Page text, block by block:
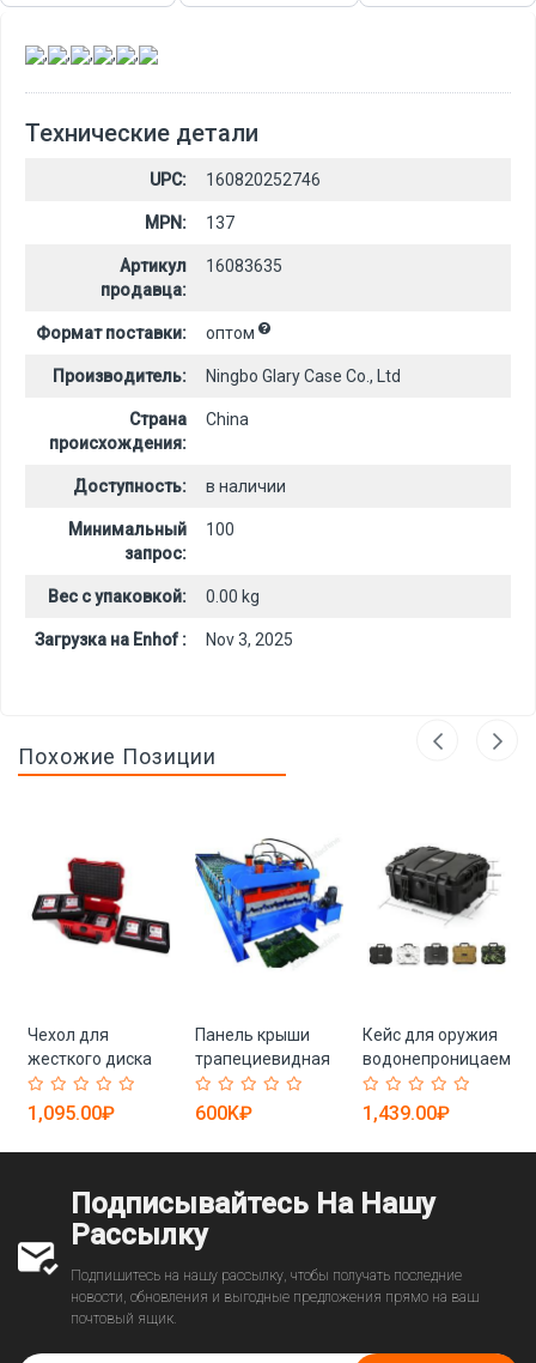
, , , , ,
Технические детали
UPC: 160820252746
MPN: 137
Артикул
продавца:
16083635
Формат поставки: оптом
Производитель: Ningbo Glary Case Co., Ltd
Страна
происхождения:
China
Доступность: в наличии
Минимальный
запрос:
100
Вес с упаковкой: 0.00 kg
Загрузка на Enhof : Nov 3, 2025
Похожие Позиции
Чехол для
жесткого диска
ударопрочный и
штабелируемый
1,095.00₽
Панель крыши
трапециевидная
цветная
холодногибочная
600K₽
Кейс для оружия
водонепроницаемый
и ударопрочный
(арт. 25-19082557)
1,439.00₽
Подписывайтесь На Нашу
Рассылку
Подпишитесь на нашу рассылку, чтобы получать последние
новости, обновления и выгодные предложения прямо на ваш
почтовый ящик.